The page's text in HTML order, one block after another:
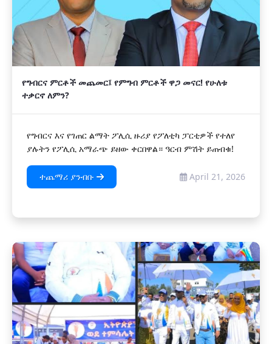
የግብርና ምርቶች መጨመር፤ የምግብ ምርቶች ዋጋ መናር! የሁለቱ
ተቃርኖ ለምን?
የግብርና እና የገጠር ልማት ፖሊሲ ዙሪያ የፖለቲካ ፓርቲዎች የተለየ
ያሉትን የፖሊሲ አማራጭ ይዘው ቀርበዋል። ‎ዓርብ ምሽት ይጠብቁ!
ተጨማሪ ያንብቡ April 21, 2026